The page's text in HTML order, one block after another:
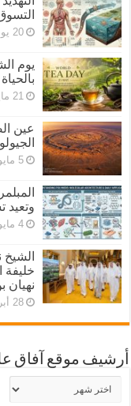
20 يونيو، 2026
يوم
21 مايو، 2026
عين
5 مايو، 2026
وتعيد
4 مايو، 2026
الشيخ
خليفة
نهيان
28 أبريل، 2026
أرشيف موقع آفاق
أرشيف
موقع